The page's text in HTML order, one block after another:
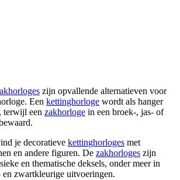
zijn opvallende alternatieven voor
Een kettinghorloge wordt als hanger
terwijl een zakhorloge in een broek-, jas- of
je decoratieve kettinghorloges met
en andere figuren. De zakhorloges zijn
en thematische deksels, onder meer in
zwartkleurige uitvoeringen.